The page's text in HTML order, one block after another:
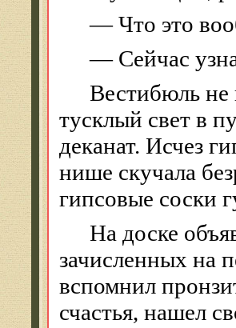
— Что это
— Сейчас
Вестибюль не
тусклый свет в
деканат. Исчез
нише скучала
гипсовые соски
На доске
зачисленных на
вспомнил
счастья, нашел